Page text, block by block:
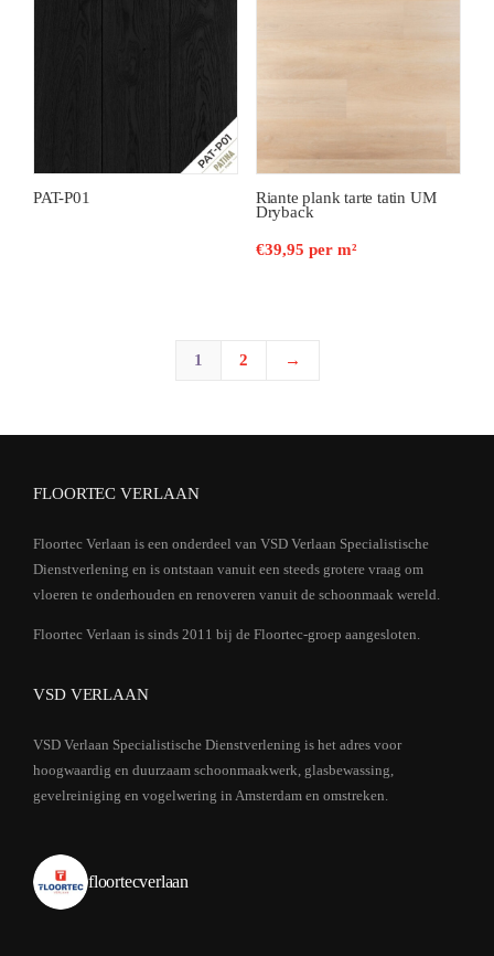
PAT-P01
Riante plank tarte tatin UM
Dryback
€39,95 per m²
1 2 →
FLOORTEC VERLAAN
Floortec Verlaan is een onderdeel van VSD Verlaan Specialistische
Dienstverlening en is ontstaan vanuit een steeds grotere vraag om
vloeren te onderhouden en renoveren vanuit de schoonmaak wereld.
Floortec Verlaan is sinds 2011 bij de Floortec-groep aangesloten.
VSD VERLAAN
VSD Verlaan Specialistische Dienstverlening is het adres voor
hoogwaardig en duurzaam schoonmaakwerk, glasbewassing,
gevelreiniging en vogelwering in Amsterdam en omstreken.
floortecverlaan